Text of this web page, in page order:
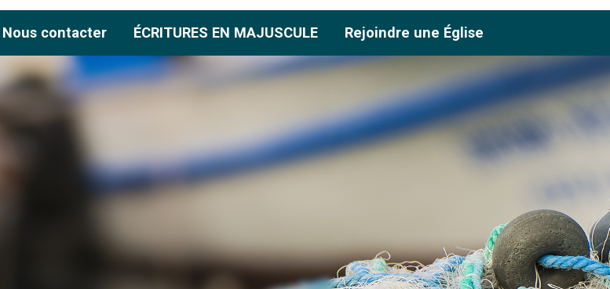
Nous contacter ÉCRITURES EN MAJUSCULE Rejoindre une Église